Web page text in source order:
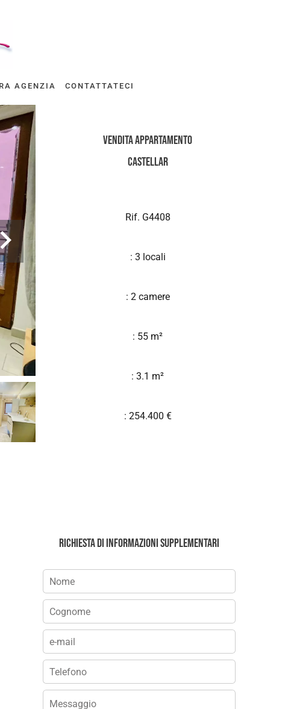
AGENZIA CONTATTATECI
Vendita Appartamento
Castellar
Rif. G4408
: 3 locali
: 2 camere
: 55 m²
: 3.1 m²
: 254.400 €
Richiesta di informazioni supplementari